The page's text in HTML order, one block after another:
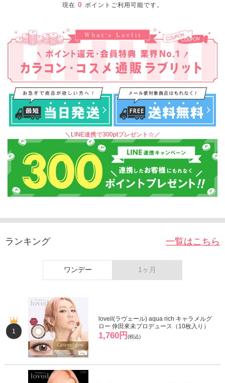
現在 0 ポイントご利用可能です。
＼LINE連携で300ptプレゼント☆／
ランキング 一覧はこちら
ワンデー 1ヶ月
1
loveil(ラヴェール) aqua rich キャラメルグ
ロー 倖田來未プロデュース（10枚入り）
1,760円 (税込)